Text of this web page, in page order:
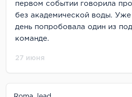
первом событии говорила
без академической воды.
день попробовала один из
команде.
27 июня